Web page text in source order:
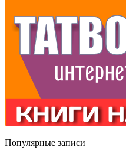
Популярные записи